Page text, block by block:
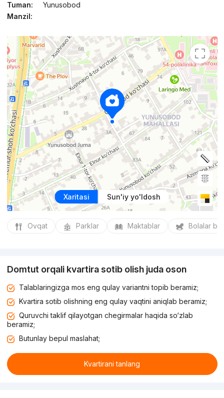
Tuman:
Yunusobod
Manzil:
Xaritasi Sun'iy yo'ldosh
Ovqat Parklar Maktablar Bolalar
Domtut orqali kvartira sotib olish juda oson
Talablaringizga mos eng qulay variantni topib beramiz;
Kvartira sotib olishning eng qulay vaqtini aniqlab beramiz;
Quruvchi taklif qilayotgan chegirmalar haqida so‘zlab
beramiz;
Butunlay bepul maslahat;
Kvartirani tanlang